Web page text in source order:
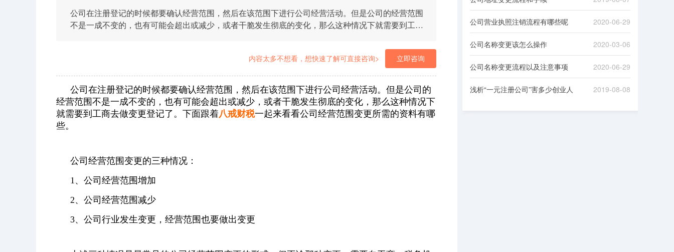
公司在注册登记的时候都要确认经营范围，然后在该范围下进行公司经营活动。但是公司的经营范围
不是一成不变的，也有可能会超出或减少，或者干脆发生彻底的变化，那么这种情况下就需要到工商
内容太多不想看，想快速了解可直接咨询> 立即咨询
公司在注册登记的时候都要确认经营范围，然后在该范围下进行公司经营活动。但是公司的
经营范围不是一成不变的，也有可能会超出或减少，或者干脆发生彻底的变化，那么这种情况下
就需要到工商去做变更登记了。下面跟着八戒财税一起来看看公司经营范围变更所需的资料有哪
些。
公司经营范围变更的三种情况：
1、公司经营范围增加
2、公司经营范围减少
3、公司行业发生变更，经营范围也要做出变更
参考。
公司营业执照注销流程有哪些呢 2020-06-29
公司名称变更该怎么操作 2020-03-06
公司名称变更流程以及注意事项 2020-06-29
浅析“一元注册公司”害多少创业人 2019-08-08